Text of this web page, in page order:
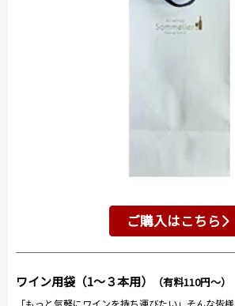
ご購入はこちら
ワイン用袋（1～３本用） （有料110円～）